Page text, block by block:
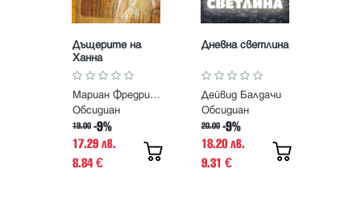
Дъщерите на
Ханна
Мариан Фредриксон
Обсидиан
19.00 -9%
17.29 лв.
8.84€
Дневна светлина
Дейвид Балдачи
Обсидиан
20.00 -9%
18.20 лв.
9.31 €